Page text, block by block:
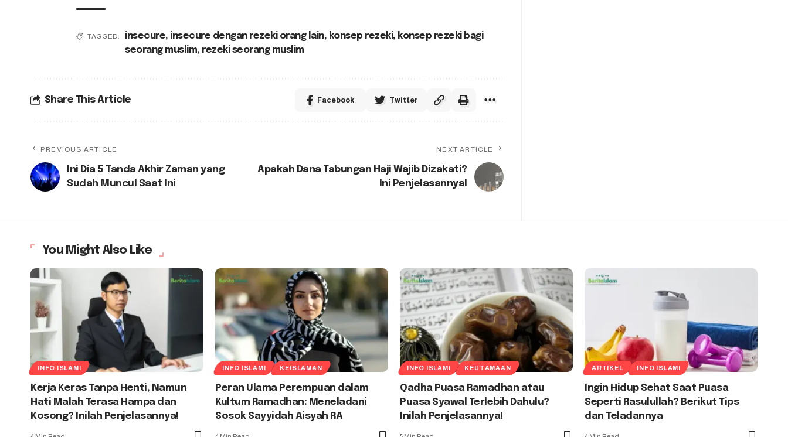
TAGGED: insecure, insecure dengan rezeki orang lain, konsep rezeki, konsep rezeki bagi
seorang muslim, rezeki seorang muslim
Share This Article Facebook Twitter
PREVIOUS ARTICLE
Ini Dia 5 Tanda Akhir Zaman yang
Sudah Muncul Saat Ini
NEXT ARTICLE
Apakah Dana Tabungan Haji Wajib Dizakati?
Ini Penjelasannya!
You Might Also Like
INFO ISLAMI
Kerja Keras Tanpa Henti, Namun
Hati Malah Terasa Hampa dan
Kosong? Inilah Penjelasannya!
INFO ISLAMI KEISLAMAN
Peran Ulama Perempuan dalam
Kultum Ramadhan: Meneladani
Sosok Sayyidah Aisyah RA
INFO ISLAMI KEUTAMAAN
Qadha Puasa Ramadhan atau
Puasa Syawal Terlebih Dahulu?
Inilah Penjelasannya!
ARTIKEL INFO ISLAMI
Ingin Hidup Sehat Saat Puasa
Seperti Rasulullah? Berikut Tips
dan Teladannya